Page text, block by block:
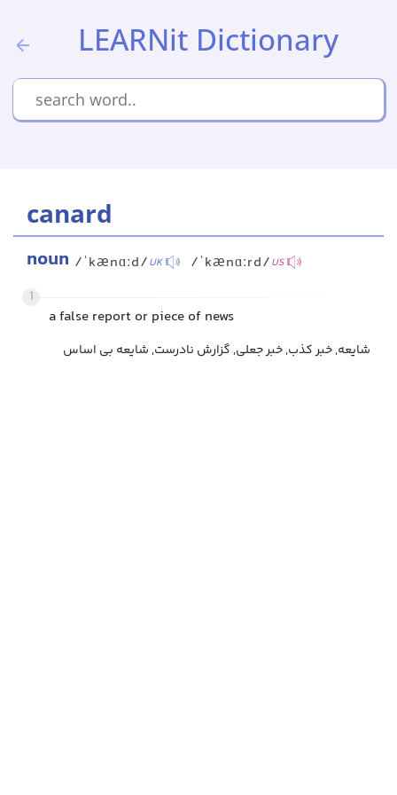
LEARNit Dictionary
canard
noun /ˈkænɑːd/UK /ˈkænɑːrd/US
1
a false report or piece of news
شایعه, خبر کذب, خبر جعلی, گزارش نادرست, شایعه بی اساس